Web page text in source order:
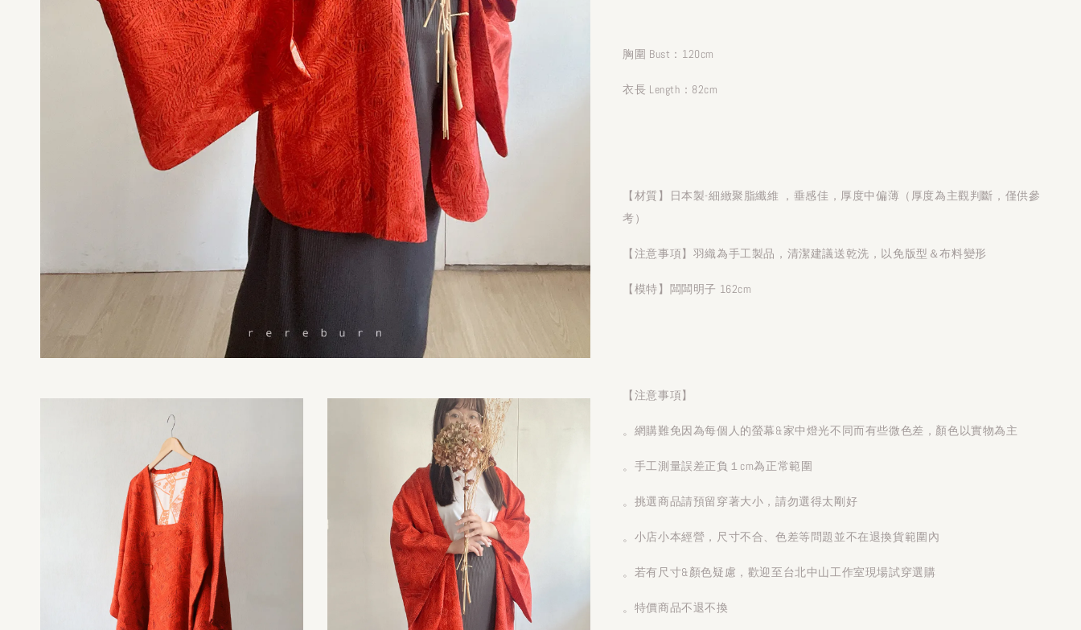
胸圍 Bust：120cm
衣長 Length：82cm
【材質】日本製-細緻聚脂纖維 ，垂感佳，厚度中偏薄（厚度為主觀判斷，僅供參
考）
【注意事項】羽織為手工製品，清潔建議送乾洗，以免版型＆布料變形
【模特】闆闆明子 162cm
【注意事項】
。網購難免因為每個人的螢幕&家中燈光不同而有些微色差，顏色以實物為主
。手工測量誤差正負１cm為正常範圍
。挑選商品請預留穿著大小，請勿選得太剛好
。小店小本經營，尺寸不合、色差等問題並不在退換貨範圍內
。若有尺寸&顏色疑慮，歡迎至台北中山工作室現場試穿選購
。特價商品不退不換